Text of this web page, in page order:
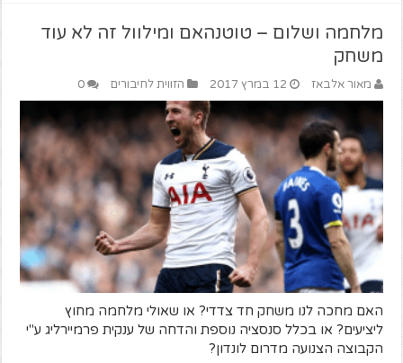
מלחמה ושלום – טוטנהאם ומילוול זה לא עוד
משחק
מאור אלבאז 12 במרץ 2017 הזווית לחיבורים 0
האם מחכה לנו משחק חד צדדי? או שאולי מלחמה מחוץ
ליציעים? או בכלל סנסציה נוספת והדחה של ענקית פרמיירליג ע"י
הקבוצה הצנועה מדרום לונדון?